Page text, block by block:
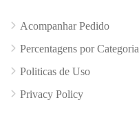
Acompanhar Pedido
Percentagens por Categoria
Politicas de Uso
Privacy Policy